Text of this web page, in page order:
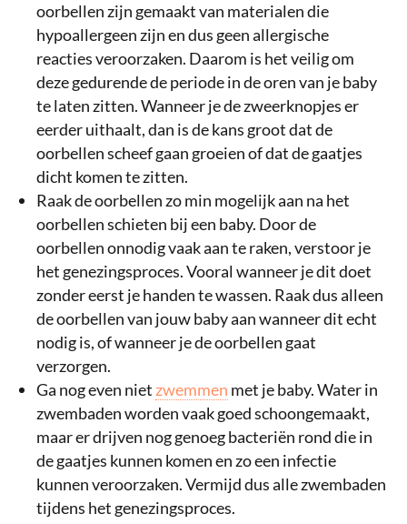
oorbellen zijn gemaakt van materialen die
hypoallergeen zijn en dus geen allergische
reacties veroorzaken. Daarom is het veilig om
deze gedurende de periode in de oren van je baby
te laten zitten. Wanneer je de zweerknopjes er
eerder uithaalt, dan is de kans groot dat de
oorbellen scheef gaan groeien of dat de gaatjes
dicht komen te zitten.
Raak de oorbellen zo min mogelijk aan na het
oorbellen schieten bij een baby. Door de
oorbellen onnodig vaak aan te raken, verstoor je
het genezingsproces. Vooral wanneer je dit doet
zonder eerst je handen te wassen. Raak dus alleen
de oorbellen van jouw baby aan wanneer dit echt
nodig is, of wanneer je de oorbellen gaat
verzorgen.
Ga nog even niet zwemmen met je baby. Water in
zwembaden worden vaak goed schoongemaakt,
maar er drijven nog genoeg bacteriën rond die in
de gaatjes kunnen komen en zo een infectie
kunnen veroorzaken. Vermijd dus alle zwembaden
tijdens het genezingsproces.